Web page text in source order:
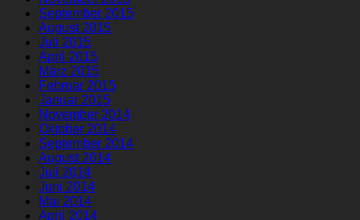
September 2015
August 2015
Juli 2015
April 2015
März 2015
Februar 2015
Januar 2015
November 2014
Oktober 2014
September 2014
August 2014
Juli 2014
Juni 2014
Mai 2014
April 2014